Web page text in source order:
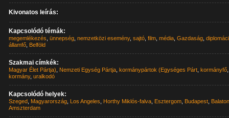
Kivonatos leírás:
Kapcsolódó témák:
megemlékezés ,ünnepség ,nemzetközi esemény,sajtó ,film ,média ,Gazdaság ,
államfő Belföld
Szakmai címkék:
Magyar Élet Pártja)
Nemzeti Egység Pártja ,kormánypártok (Egységes Párt ,kormányfő
kormány,uralkodó
Kapcsolódó helyek:
Szeged Magyarország Los Angeles Horthy Miklós-falva Esztergom Budapest
Amszterdam